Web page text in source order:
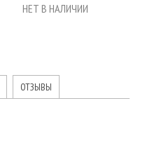
НЕТ В НАЛИЧИИ
ОТЗЫВЫ